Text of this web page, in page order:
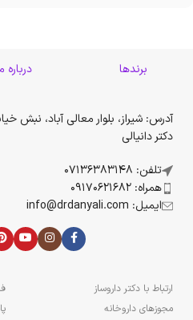
برندها درباره
آدرس: شیراز، بلوار معالی آباد، نبش
دکتر دانیالی
تلفن: 07136383148
همراه: 09170621682
ایمیل: info@drdanyali.com
ارتباط با دکتر داروساز
مجوزهای داروخانه